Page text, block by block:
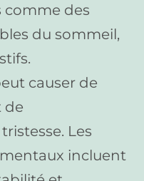
des
du sommeil,
causer de
de
Les
incluent